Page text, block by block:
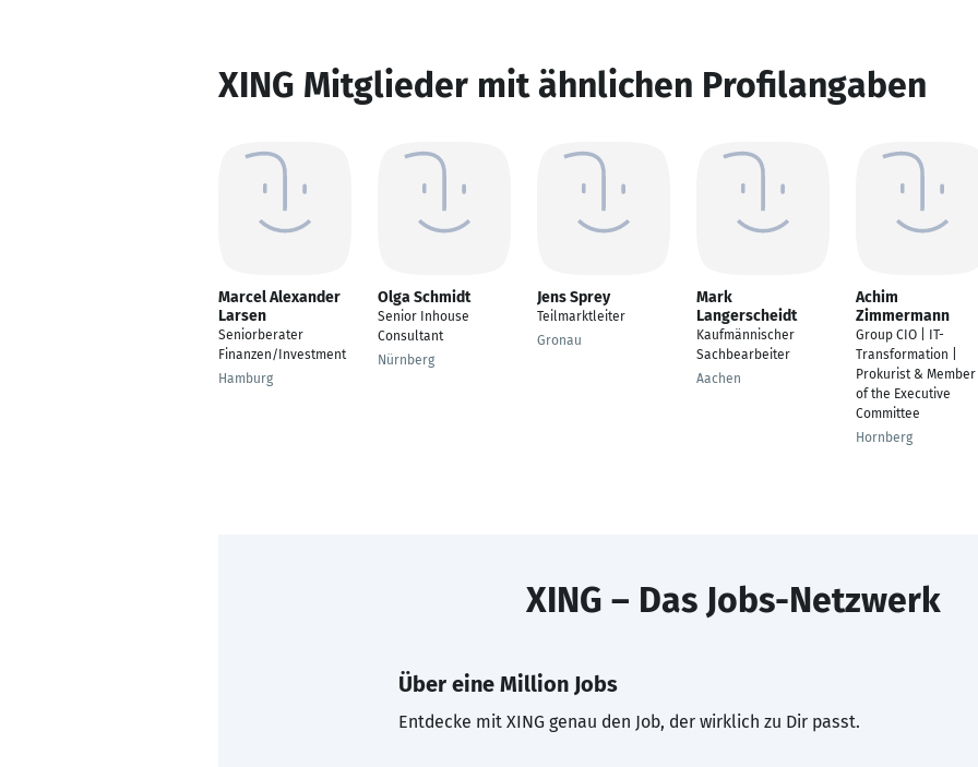
XING Mitglieder mit ähnlichen Profilangaben
Marcel Alexander
Larsen
Seniorberater
Finanzen/Investment
Hamburg
Olga Schmidt
Senior Inhouse
Consultant
Nürnberg
Jens Sprey
Teilmarktleiter
Gronau
Mark
Langerscheidt
Kaufmännischer
Sachbearbeiter
Aachen
Achim
Zimmermann
Group CIO | IT-
Transformation |
Prokurist & Member
of the Executive
Committee
Hornberg
XING – Das Jobs-Netzwerk
Über eine Million Jobs
Entdecke mit XING genau den Job, der wirklich zu Dir passt.